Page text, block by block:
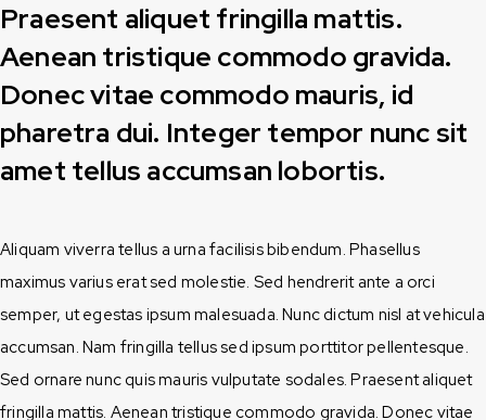
Praesent aliquet fringilla mattis.
Aenean tristique commodo gravida.
Donec vitae commodo mauris, id
pharetra dui. Integer tempor nunc sit
amet tellus accumsan lobortis.
Aliquam viverra tellus a urna facilisis bibendum. Phasellus
maximus varius erat sed molestie. Sed hendrerit ante a orci
semper, ut egestas ipsum malesuada. Nunc dictum nisl at vehicula
accumsan. Nam fringilla tellus sed ipsum porttitor pellentesque.
Sed ornare nunc quis mauris vulputate sodales. Praesent aliquet
fringilla mattis. Aenean tristique commodo gravida. Donec vitae